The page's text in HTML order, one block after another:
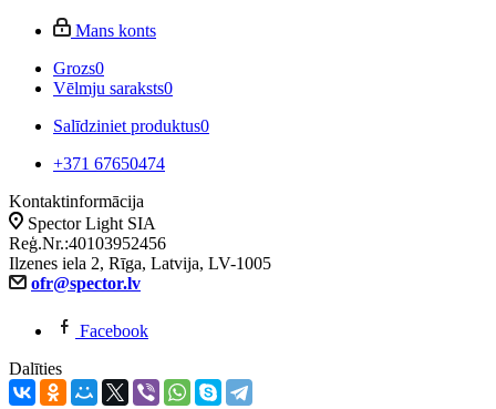
Mans konts
Grozs0
Vēlmju saraksts0
Salīdziniet produktus0
+371 67650474
Kontaktinformācija
Spector Light SIA
Reģ.Nr.:40103952456
Ilzenes iela 2, Rīga, Latvija, LV-1005
ofr@spector.lv
Facebook
Dalīties